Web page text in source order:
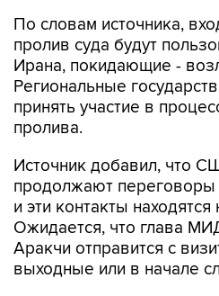
По словам источника,
пролив суда будут
Ирана, покидающие -
Региональные
принять участие в
пролива.
Источник добавил, что
продолжают переговоры
и эти контакты
Ожидается, что глава
Аракчи отправится с
выходные или в начале